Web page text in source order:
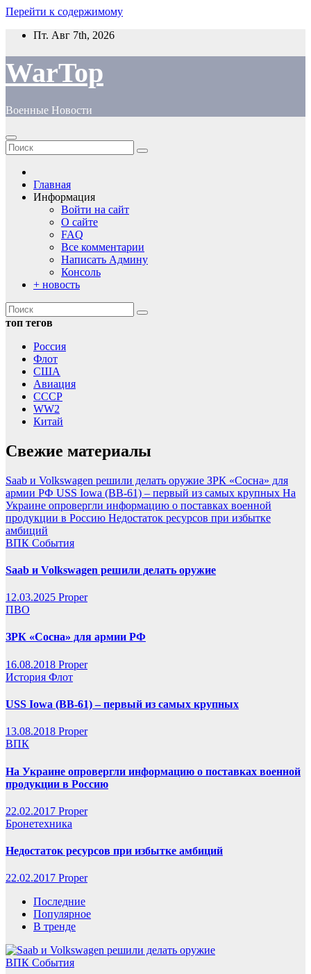
Перейти к содержимому
Пт. Авг 7th, 2026
WarTop
Военные Новости
Главная
Информация
Войти на сайт
О сайте
FAQ
Все комментарии
Написать Админу
Консоль
+ новость
топ тегов
Россия
Флот
США
Авиация
СССР
WW2
Китай
Свежие материалы
Saab и Volkswagen решили делать оружие ЗРК «Сосна» для
армии РФ USS Iowa (BB-61) – первый из самых крупных На
Украине опровергли информацию о поставках военной
продукции в Россию Недостаток ресурсов при избытке
амбиций
ВПК События
Saab и Volkswagen решили делать оружие
12.03.2025 Proper
ПВО
ЗРК «Сосна» для армии РФ
16.08.2018 Proper
История Флот
USS Iowa (BB-61) – первый из самых крупных
13.08.2018 Proper
ВПК
На Украине опровергли информацию о поставках военной
продукции в Россию
22.02.2017 Proper
Бронетехника
Недостаток ресурсов при избытке амбиций
22.02.2017 Proper
Последние
Популярное
В тренде
ВПК События